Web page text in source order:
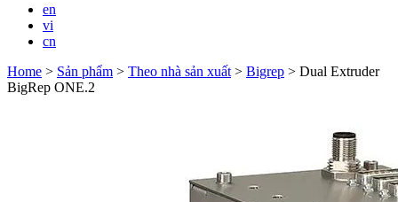
en
vi
cn
Home > Sản phẩm > Theo nhà sản xuất > Bigrep > Dual Extruder
BigRep ONE.2